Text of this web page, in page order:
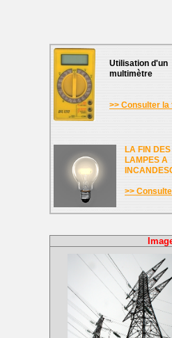
Utilisation d'un
multimètre
>> Consulter la
LA FIN DES
LAMPES A
>>